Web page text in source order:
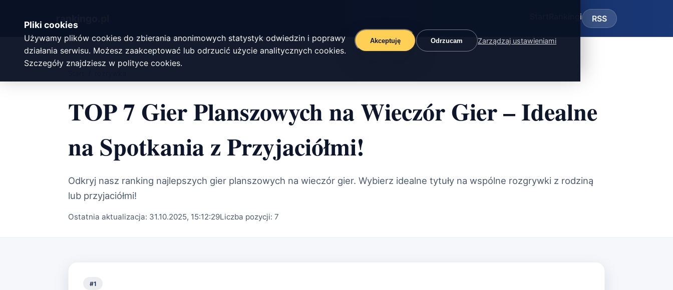
Pliki cookies
Używamy plików cookies do zbierania anonimowych statystyk odwiedzin i poprawy
działania serwisu. Możesz zaakceptować lub odrzucić użycie analitycznych cookies.
Szczegóły znajdziesz w polityce cookies.
Akceptuję Odrzucam Zarządzaj ustawieniami
rankingo. Rankingi RSS
TOP 7 Gier Planszowych na Wieczór Gier – Idealne
na Spotkania z Przyjaciółmi!
Odkryj nasz ranking najlepszych gier planszowych na wieczór gier. Wybierz idealne tytuły na wspólne rozgrywki z rodziną
lub przyjaciółmi!
Ostatnia aktualizacja: 31.10.2025, 15:12:29Liczba pozycji: 7
#1